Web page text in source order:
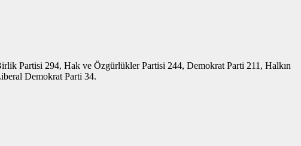
Partisi 294, Hak ve Özgürlükler Partisi 244, Demokrat Parti 211, Halkın
Demokrat Parti 34.